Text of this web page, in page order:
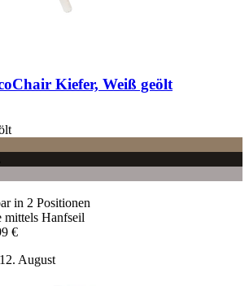
Kiefer, Weiß geölt
in 2 Positionen
mittels Hanfseil
€
August